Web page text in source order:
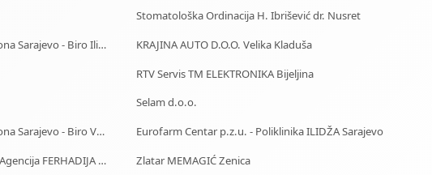
Stomatološka Ordinacija H. Ibrišević dr. Nusret
J.U. Služba za zapošljavanje Kantona Sarajevo - Biro Ilidža
KRAJINA AUTO D.O.O. Velika Kladuša
RTV Servis TM ELEKTRONIKA Bijeljina
Selam d.o.o.
J.U. Služba za zapošljavanje Kantona Sarajevo - Biro Vogošća
Eurofarm Centar p.z.u. - Poliklinika ILIDŽA Sarajevo
Centrotours - Putnička-Turistička Agencija FERHADIJA Sarajevo
Zlatar MEMAGIĆ Zenica